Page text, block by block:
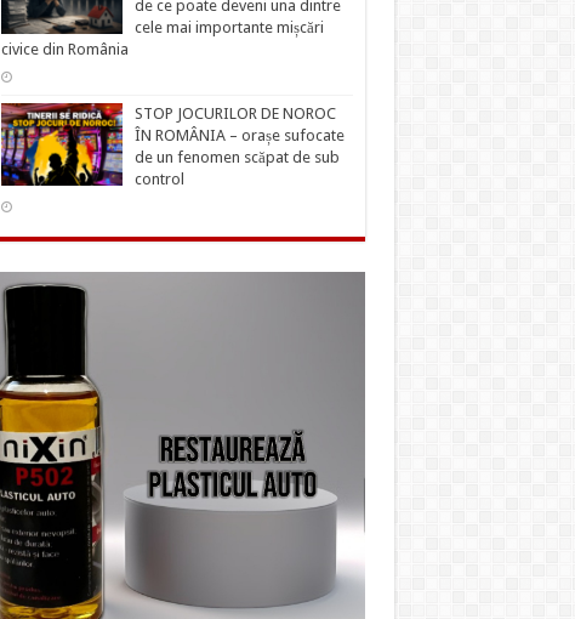
de ce poate deveni una dintre
cele mai importante mișcări
civice din România
STOP JOCURILOR DE NOROC
ÎN ROMÂNIA – orașe sufocate
de un fenomen scăpat de sub
control